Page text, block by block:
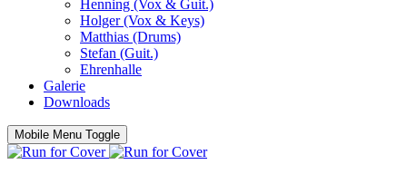
Henning (Vox & Guit.)
Holger (Vox & Keys)
Matthias (Drums)
Stefan (Guit.)
Ehrenhalle
Galerie
Downloads
Mobile Menu Toggle